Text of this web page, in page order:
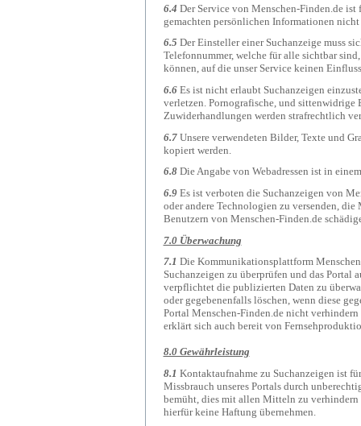
6.4 Der Service von Menschen-Finden.de
gemachten persönlichen Informationen
6.5 Der Einsteller einer Suchanzeige muss
Telefonnummer, welche für alle sichtbar
können, auf die unser Service keinen
6.6 Es ist nicht erlaubt Suchanzeigen
verletzen. Pornografische, und sittenwidrige
Zuwiderhandlungen werden strafrechtlich
6.7 Unsere verwendeten Bilder, Texte und
kopiert werden.
6.8Die Angabe von Webadressen ist in
6.9 Es ist verboten die Suchanzeigen von
oder andere Technologien zu versenden,
Benutzern von Menschen-Finden.de
7.0 Überwachung
7.1 Die Kommunikationsplattform
Suchanzeigen zu überprüfen und das
verpflichtet die publizierten Daten zu
oder gegebenenfalls löschen, wenn diese
Portal Menschen-Finden.de nicht
erklärt sich auch bereit von
8.0 Gewährleistung
8.1 Kontaktaufnahme zu Suchanzeigen ist
Missbrauch unseres Portals durch
bemüht, dies mit allen Mitteln zu
hierfür keine Haftung übernehmen.